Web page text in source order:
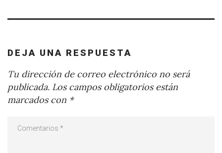
DEJA UNA RESPUESTA
Tu dirección de correo electrónico no será
publicada. Los campos obligatorios están
marcados con *